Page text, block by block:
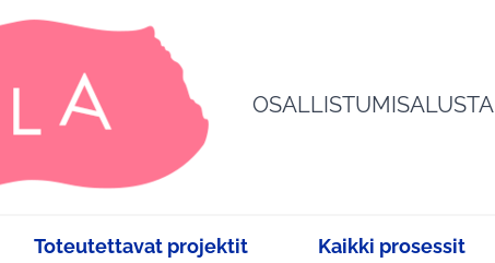
OSALLISTUMISALUSTA
Toteutettavat projektit Kaikki prosessit